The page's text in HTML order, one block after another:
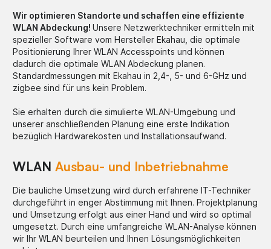
Wir optimieren Standorte und schaffen eine effiziente
WLAN Abdeckung! Unsere Netzwerktechniker ermitteln mit
spezieller Software vom Hersteller Ekahau, die optimale
Positionierung Ihrer WLAN Accesspoints und können
dadurch die optimale WLAN Abdeckung planen.
Standardmessungen mit Ekahau in 2,4-, 5- und 6-GHz und
zigbee sind für uns kein Problem.
Sie erhalten durch die simulierte WLAN-Umgebung und
unserer anschließenden Planung eine erste Indikation
bezüglich Hardwarekosten und Installationsaufwand.
WLAN Ausbau- und Inbetriebnahme
Die bauliche Umsetzung wird durch erfahrene IT-Techniker
durchgeführt in enger Abstimmung mit Ihnen. Projektplanung
und Umsetzung erfolgt aus einer Hand und wird so optimal
umgesetzt. Durch eine umfangreiche WLAN-Analyse können
wir Ihr WLAN beurteilen und Ihnen Lösungsmöglichkeiten